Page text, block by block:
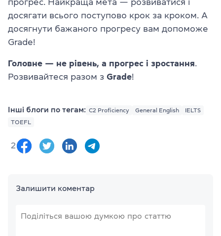
прогрес. Найкраща мета — розвиватися і
досягати всього поступово крок за кроком. А
досягнути бажаного прогресу вам допоможе
Grade!
Головне — не рівень, а прогрес і зростання.
Розвивайтеся разом з Grade!
Інші блоги по тегам: C2 Proficiency General English
IELTS
TOEFL
2
Залишити коментар